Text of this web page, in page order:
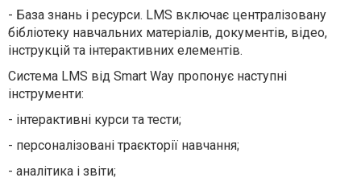
- База знань і ресурси. LMS включає централізовану
бібліотеку навчальних матеріалів, документів, відео,
інструкцій та інтерактивних елементів.
Система LMS від Smart Way пропонує наступні
інструменти:
- інтерактивні курси та тести;
- персоналізовані траєкторії навчання;
- аналітика і звіти;